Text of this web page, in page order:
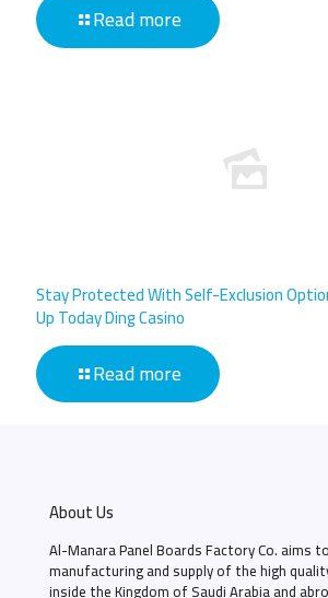
Read more
Stay Protected With Self-Exclusion
Up Today Ding Casino
Read more
About Us
Al-Manara Panel Boards Factory Co. aims
manufacturing and supply of the high
inside the Kingdom of Saudi Arabia and